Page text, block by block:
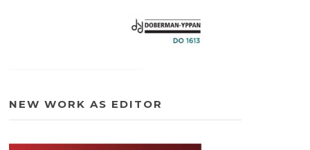
NEW WORK AS EDITOR